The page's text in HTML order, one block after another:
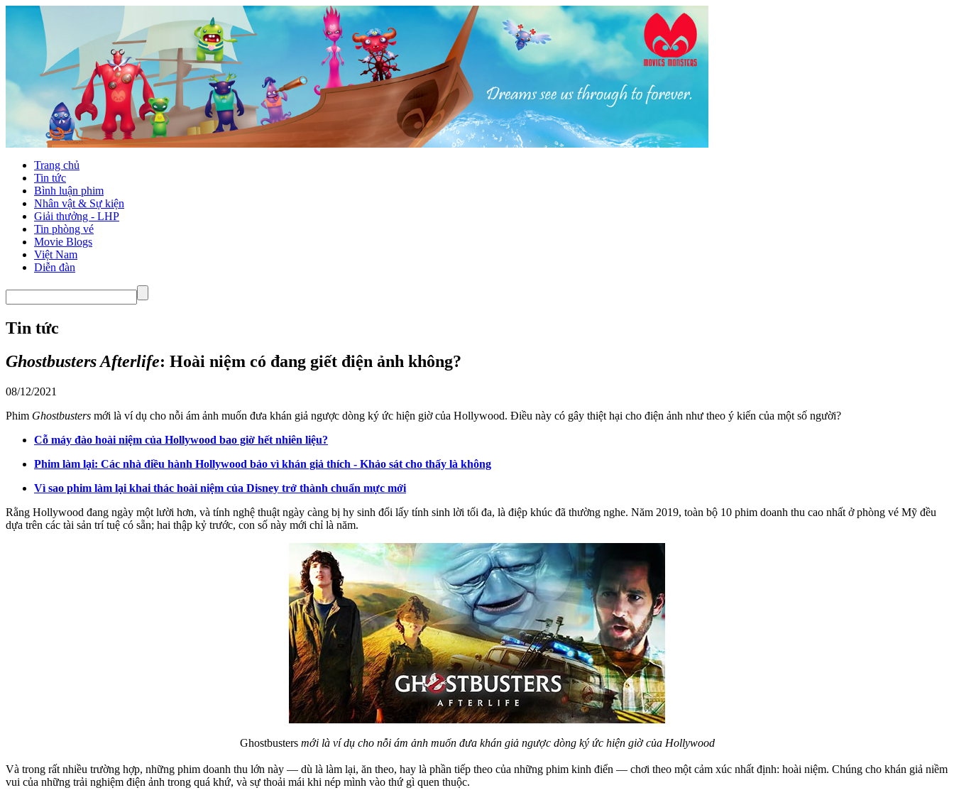
Trang chủ
Tin tức
Bình luận phim
Nhân vật & Sự kiện
Giải thưởng - LHP
Tin phòng vé
Movie Blogs
Việt Nam
Diễn đàn
Tin tức
Ghostbusters Afterlife: Hoài niệm có đang giết điện ảnh không?
08/12/2021
Phim Ghostbusters mới là ví dụ cho nỗi ám ảnh muốn đưa khán giả ngược dòng ký ức hiện giờ của Hollywood. Điều này có gây thiệt hại cho điện ảnh như theo ý kiến của một số người?
Cỗ máy đào hoài niệm của Hollywood bao giờ hết nhiên liệu?
Phim làm lại: Các nhà điều hành Hollywood bảo vì khán giả thích - Khảo sát cho thấy là không
Vì sao phim làm lại khai thác hoài niệm của Disney trở thành chuẩn mực mới
Rằng Hollywood đang ngày một lười hơn, và tính nghệ thuật ngày càng bị hy sinh đổi lấy tính sinh lời tối đa, là điệp khúc đã thường nghe. Năm 2019, toàn bộ 10 phim doanh thu cao nhất ở phòng vé Mỹ đều
dựa trên các tài sản trí tuệ có sẵn; hai thập kỷ trước, con số này mới chỉ là năm.
Ghostbustersmới là ví dụ cho nỗi ám ảnh muốn đưa khán giả ngược dòng ký ức hiện giờ của Hollywood
Và trong rất nhiều trường hợp, những phim doanh thu lớn này — dù là làm lại, ăn theo, hay là phần tiếp theo của những phim kinh điển — chơi theo một cảm xúc nhất định: hoài niệm. Chúng cho khán giả niềm
vui của những trải nghiệm điện ảnh trong quá khứ, và sự thoải mái khi nép mình vào thứ gì quen thuộc.